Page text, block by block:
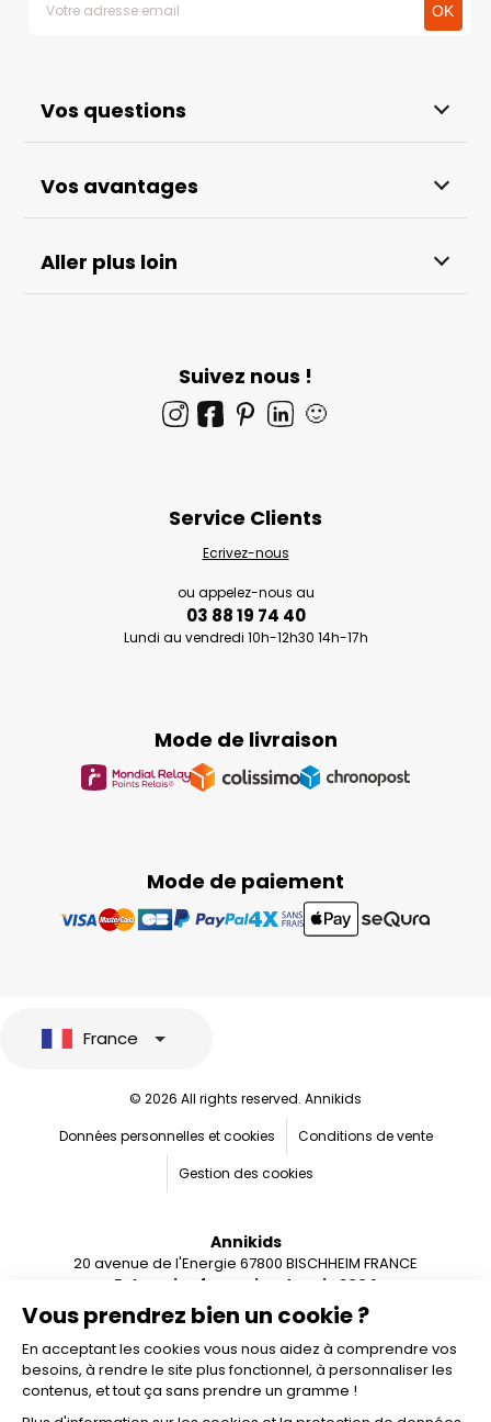
Vos questions
Vos avantages
Aller plus loin
Suivez nous !
🙂
Mode de paiement
Mode de livraison
Service Clients
Ecrivez-nous
ou appelez-nous au
03 88 19 74 40
Lundi au vendredi 10h-12h30 14h-17h
Vous prendrez bien un cookie ?
En acceptant les cookies vous nous aidez à comprendre vos
besoins, à rendre le site plus fonctionnel, à personnaliser les
contenus, et tout ça sans prendre un gramme !
France
© 2026 All rights reserved. Annikids
Données personnelles et cookies
Conditions de vente
Gestion des cookies
Annikids
20 avenue de l'Energie 67800 BISCHHEIM FRANCE
Entreprise française depuis 2004